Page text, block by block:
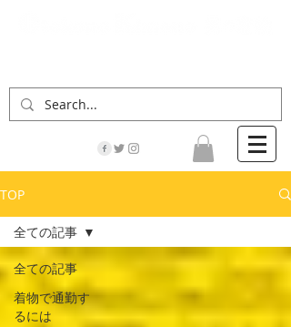
TOP
全ての記事
着物で通勤す
るには
全ての記事